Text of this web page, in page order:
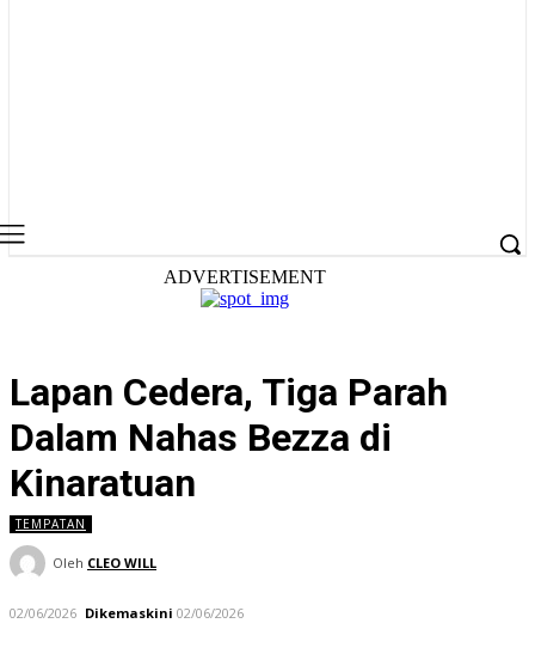
ADVERTISEMENT
Lapan Cedera, Tiga Parah
Dalam Nahas Bezza di
Kinaratuan
TEMPATAN
Oleh CLEO WILL
02/06/2026 Dikemaskini 02/06/2026